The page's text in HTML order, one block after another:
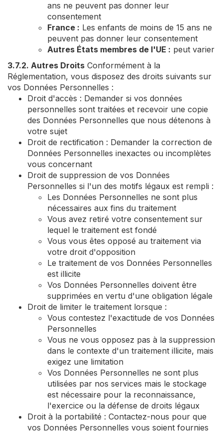
ans ne peuvent pas donner leur
consentement
France : Les enfants de moins de 15 ans ne
peuvent pas donner leur consentement
Autres États membres de l'UE : peut varier
3.7.2. Autres Droits Conformément à la
Réglementation, vous disposez des droits suivants sur
vos Données Personnelles :
Droit d'accès : Demander si vos données
personnelles sont traitées et recevoir une copie
des Données Personnelles que nous détenons à
votre sujet
Droit de rectification : Demander la correction de
Données Personnelles inexactes ou incomplètes
vous concernant
Droit de suppression de vos Données
Personnelles si l'un des motifs légaux est rempli :
Les Données Personnelles ne sont plus
nécessaires aux fins du traitement
Vous avez retiré votre consentement sur
lequel le traitement est fondé
Vous vous êtes opposé au traitement via
votre droit d'opposition
Le traitement de vos Données Personnelles
est illicite
Vos Données Personnelles doivent être
supprimées en vertu d'une obligation légale
Droit de limiter le traitement lorsque :
Vous contestez l'exactitude de vos Données
Personnelles
Vous ne vous opposez pas à la suppression
dans le contexte d'un traitement illicite, mais
exigez une limitation
Vos Données Personnelles ne sont plus
utilisées par nos services mais le stockage
est nécessaire pour la reconnaissance,
l'exercice ou la défense de droits légaux
Droit à la portabilité : Contactez-nous pour que
vos Données Personnelles vous soient fournies